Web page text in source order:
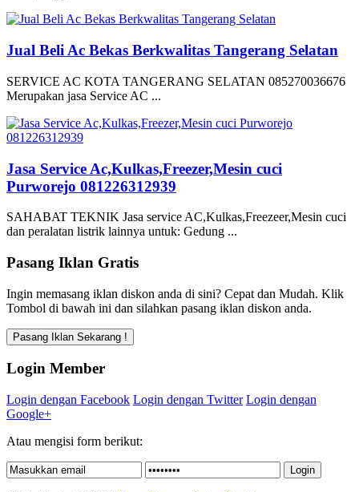
Jual Beli Ac Bekas Berkwalitas Tangerang Selatan
SERVICE AC KOTA TANGERANG SELATAN 085270036676
Merupakan jasa Service AC ...
Jasa Service Ac,Kulkas,Freezer,Mesin cuci
Purworejo 081226312939
SAHABAT TEKNIK Jasa service AC,Kulkas,Freezeer,Mesin cuci
dan peralatan listrik lainnya untuk: Gedung ...
Pasang Iklan Gratis
Ingin memasang iklan diskon anda di sini? Cepat dan Mudah. Klik
Tombol di bawah ini dan silahkan pasang iklan diskon anda.
Login Member
Login dengan Facebook Login dengan Twitter Login dengan
Google+
Atau mengisi form berikut: